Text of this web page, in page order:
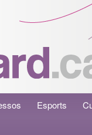
Esports